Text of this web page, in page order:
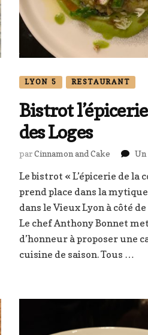
buffet
LYON 5 RESTAURANT
Bistrot
des Loges
parCinnamon and Cake Un
Le bistrot « L’épicerie de la
prend place dans la
dans le Vieux Lyon à côté
Le chef Anthony Bonnet
d’honneur à proposer une
cuisine de saison. Tous …